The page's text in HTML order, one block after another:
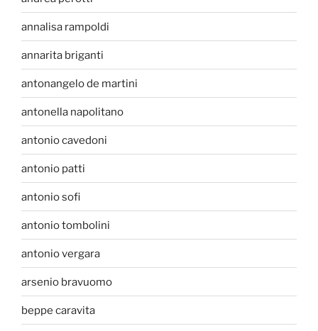
annalisa rampoldi
annarita briganti
antonangelo de martini
antonella napolitano
antonio cavedoni
antonio patti
antonio sofi
antonio tombolini
antonio vergara
arsenio bravuomo
beppe caravita